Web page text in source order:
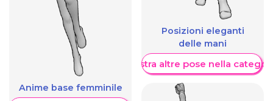
Anime base femminile
Posizioni eleganti
delle mani
Mostra altre pose nella